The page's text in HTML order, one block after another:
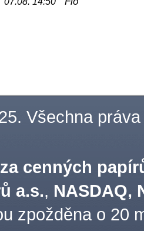
Všechna práva
cenných
a.s., NASDAQ,
zpožděna o 20